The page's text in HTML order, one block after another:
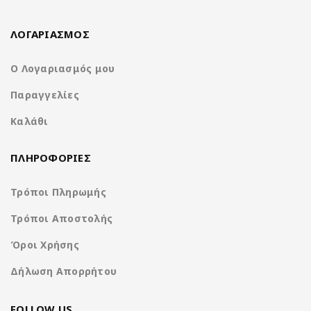
Ζήστε την καινοτομία και την ποιότητα της
1-Din receiver with capacitive screen
ΛΟΓΑΡΙΑΣΜΟΣ
Ο Λογαριασμός μου
Παραγγελίες
Καλάθι
ΠΛΗΡΟΦΟΡΙΕΣ
Τρόποι Πληρωμής
Τρόποι Αποστολής
Όροι Χρήσης
Δήλωση Απορρήτου